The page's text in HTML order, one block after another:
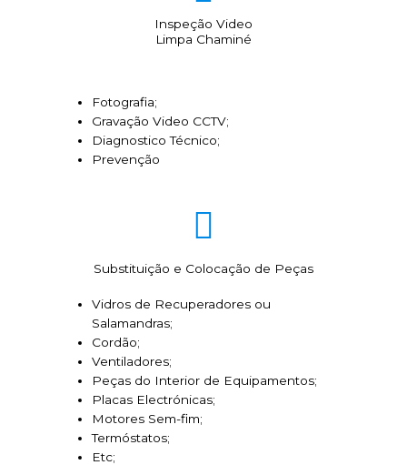
Inspeção Video
Limpa Chaminé
Fotografia;
Gravação Video CCTV;
Diagnostico Técnico;
Prevenção
Substituição e Colocação de Peças
Vidros de Recuperadores ou
Salamandras;
Cordão;
Ventiladores;
Peças do Interior de Equipamentos;
Placas Electrónicas;
Motores Sem-fim;
Termóstatos;
Etc;